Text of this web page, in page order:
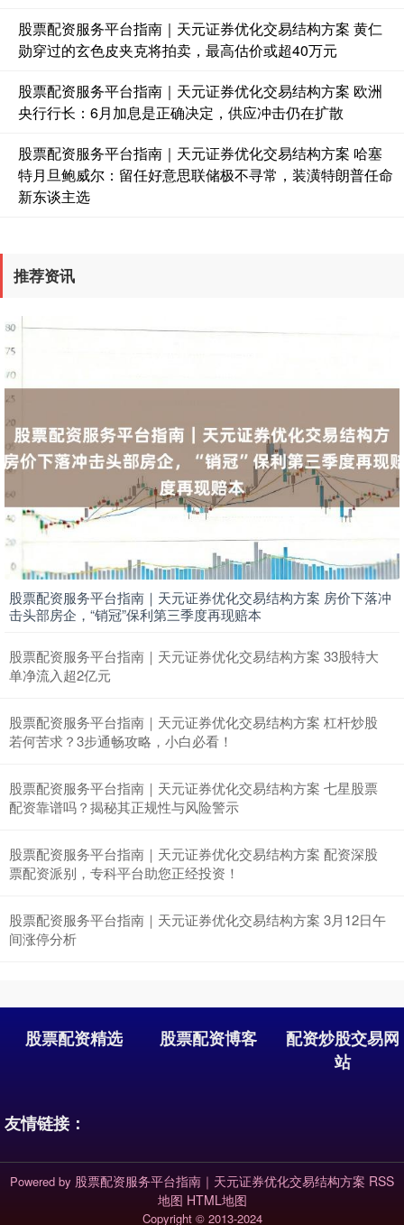
股票配资服务平台指南｜天元证券优化交易结构方案 黄仁
勋穿过的玄色皮夹克将拍卖，最高估价或超40万元
股票配资服务平台指南｜天元证券优化交易结构方案 欧洲
央行行长：6月加息是正确决定，供应冲击仍在扩散
股票配资服务平台指南｜天元证券优化交易结构方案 哈塞
特月旦鲍威尔：留任好意思联储极不寻常，装潢特朗普任命
新东谈主选
推荐资讯
股票配资服务平台指南｜天元证券优化交易结构方案 房价下落冲
击头部房企，“销冠”保利第三季度再现赔本
股票配资服务平台指南｜天元证券优化交易结构方案 33股特大
单净流入超2亿元
股票配资服务平台指南｜天元证券优化交易结构方案 杠杆炒股
若何苦求？3步通畅攻略，小白必看！
股票配资服务平台指南｜天元证券优化交易结构方案 七星股票
配资靠谱吗？揭秘其正规性与风险警示
股票配资服务平台指南｜天元证券优化交易结构方案 配资深股
票配资派别，专科平台助您正经投资！
股票配资服务平台指南｜天元证券优化交易结构方案 3月12日午
间涨停分析
股票配资精选 股票配资博客
配资炒股交易网
站
友情链接：
Powered by 股票配资服务平台指南｜天元证券优化交易结构方案 RSS
地图 HTML地图
Copyright © 2013-2024